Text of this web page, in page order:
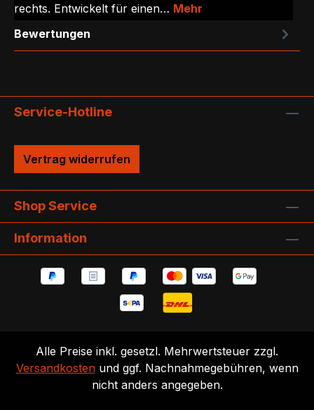
rechts. Entwickelt für einen… Mehr
Bewertungen
Service-Hotline
Vertrag widerrufen
Shop Service
Information
Alle Preise inkl. gesetzl. Mehrwertsteuer zzgl.
Versandkosten und ggf. Nachnahmegebühren, wenn
nicht anders angegeben.